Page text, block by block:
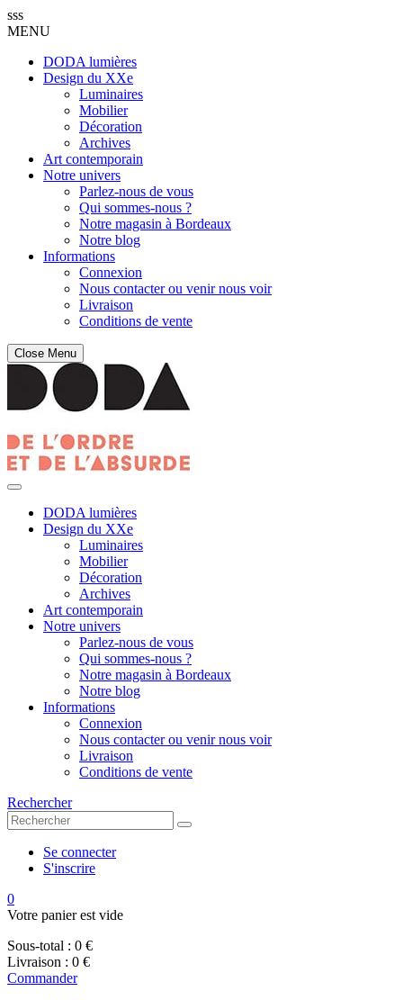
sss
MENU
DODA lumières
Design du XXe
Luminaires
Mobilier
Décoration
Archives
Art contemporain
Notre univers
Parlez-nous de vous
Qui sommes-nous ?
Notre magasin à Bordeaux
Notre blog
Informations
Connexion
Nous contacter ou venir nous voir
Livraison
Conditions de vente
Close Menu
DODA lumières
Design du XXe
Luminaires
Mobilier
Décoration
Archives
Art contemporain
Notre univers
Parlez-nous de vous
Qui sommes-nous ?
Notre magasin à Bordeaux
Notre blog
Informations
Connexion
Nous contacter ou venir nous voir
Livraison
Conditions de vente
Rechercher
Se connecter
S'inscrire
0
Votre panier est vide
Sous-total : 0 €
Livraison : 0 €
Commander